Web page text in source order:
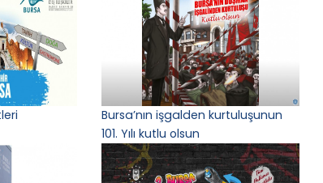
Bursa’nın işgalden kurtuluşunun
101. Yılı kutlu olsun